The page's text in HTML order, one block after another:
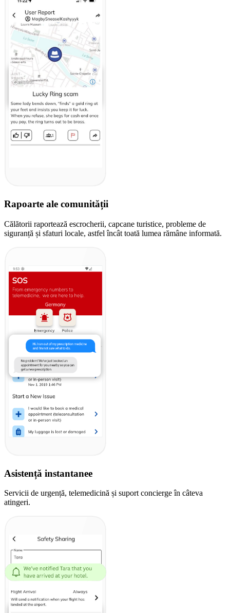
Rapoarte ale comunității
Călătorii raportează escrocherii, capcane turistice, probleme de
siguranță și sfaturi locale, astfel încât toată lumea rămâne informată.
Asistență instantanee
Servicii de urgență, telemedicină și suport concierge în câteva
atingeri.